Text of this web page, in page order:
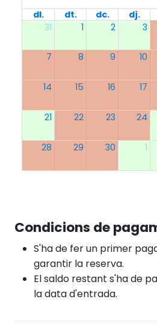
dl. dt. dc. dj.
31
1 2 3
7 8 9 10
14 15 16 17
21 22 23 24
28 29 30 1
Condicions de
S'ha de fer un primer
garantir la reserva.
El saldo restant s'ha de
la data d'entrada.